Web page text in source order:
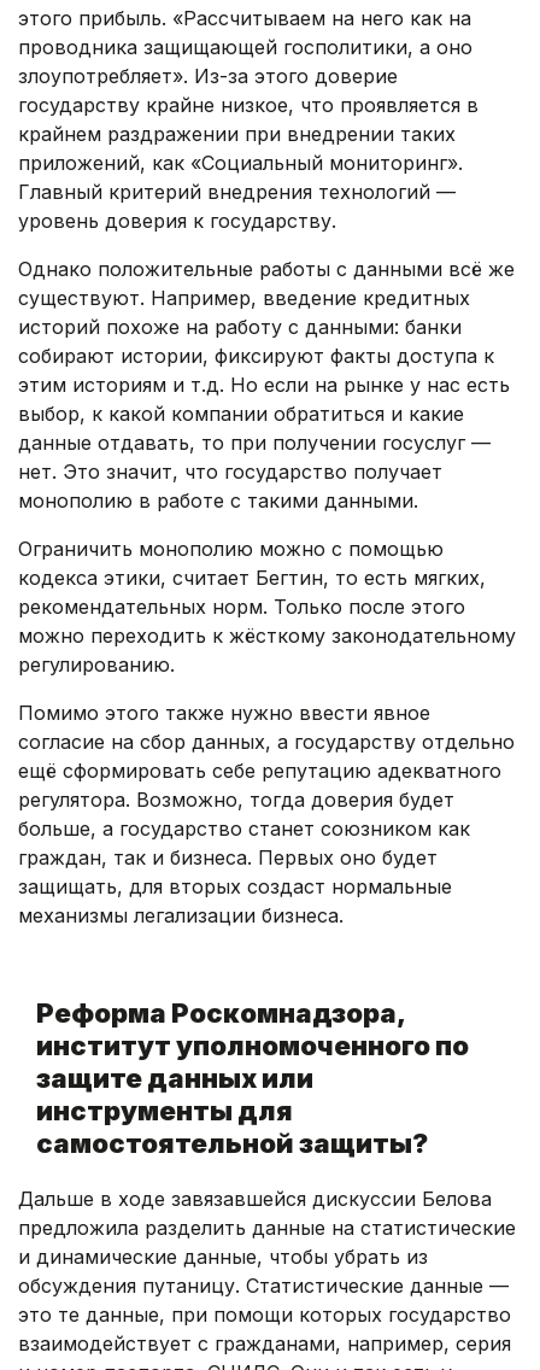
этого прибыль. «Рассчитываем на него как на
проводника защищающей госполитики, а оно
злоупотребляет». Из-за этого доверие
государству крайне низкое, что проявляется в
крайнем раздражении при внедрении таких
приложений, как «Социальный мониторинг».
Главный критерий внедрения технологий —
уровень доверия к государству.
Однако положительные работы с данными всё же
существуют. Например, введение кредитных
историй похоже на работу с данными: банки
собирают истории, фиксируют факты доступа к
этим историям и т.д. Но если на рынке у нас есть
выбор, к какой компании обратиться и какие
данные отдавать, то при получении госуслуг —
нет. Это значит, что государство получает
монополию в работе с такими данными.
Ограничить монополию можно с помощью
кодекса этики, считает Бегтин, то есть мягких,
рекомендательных норм. Только после этого
можно переходить к жёсткому законодательному
регулированию.
Помимо этого также нужно ввести явное
согласие на сбор данных, а государству отдельно
ещё сформировать себе репутацию адекватного
регулятора. Возможно, тогда доверия будет
больше, а государство станет союзником как
граждан, так и бизнеса. Первых оно будет
защищать, для вторых создаст нормальные
механизмы легализации бизнеса.
Реформа Роскомнадзора,
институт уполномоченного по
защите данных или
инструменты для
самостоятельной защиты?
Дальше в ходе завязавшейся дискуссии Белова
предложила разделить данные на статистические
и динамические данные, чтобы убрать из
обсуждения путаницу. Статистические данные —
это те данные, при помощи которых государство
взаимодействует с гражданами, например, серия